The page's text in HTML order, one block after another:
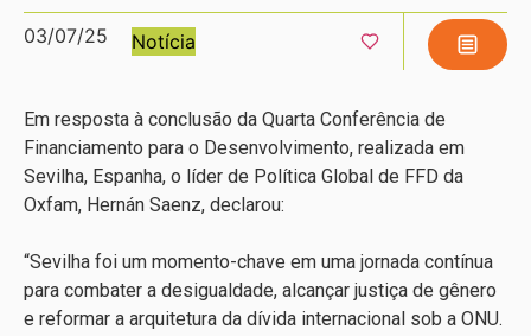
03/07/25 Notícia
Em resposta à conclusão da Quarta Conferência de
Financiamento para o Desenvolvimento, realizada em
Sevilha, Espanha, o líder de Política Global de FFD da
Oxfam, Hernán Saenz, declarou:
“Sevilha foi um momento-chave em uma jornada contínua
para combater a desigualdade, alcançar justiça de gênero
e reformar a arquitetura da dívida internacional sob a ONU.